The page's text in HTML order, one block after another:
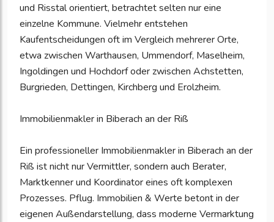
und Risstal orientiert, betrachtet selten nur eine
einzelne Kommune. Vielmehr entstehen
Kaufentscheidungen oft im Vergleich mehrerer Orte,
etwa zwischen Warthausen, Ummendorf, Maselheim,
Ingoldingen und Hochdorf oder zwischen Achstetten,
Burgrieden, Dettingen, Kirchberg und Erolzheim.
Immobilienmakler in Biberach an der Riß
Ein professioneller Immobilienmakler in Biberach an der
Riß ist nicht nur Vermittler, sondern auch Berater,
Marktkenner und Koordinator eines oft komplexen
Prozesses. Pflug. Immobilien & Werte betont in der
eigenen Außendarstellung, dass moderne Vermarktung